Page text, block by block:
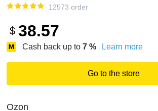
12573 order
$ 38.57
Cash back up to 7 % Learn more
Go to the store
Ozon